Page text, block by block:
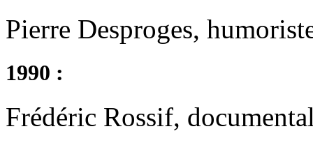
Pierre Desproges,
1990 :
Frédéric Rossif,